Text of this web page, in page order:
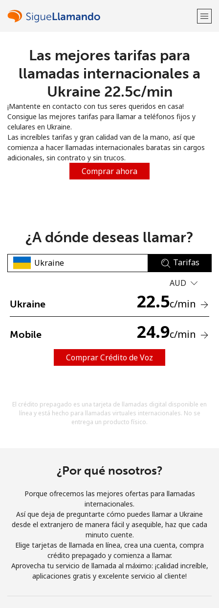
¡Bienvenido!
Regístrate con
o
No se ha creado una contraseña
Un número
Mantente en contacto para recibir nuestras mejores
¡Hola!
Inicia sesión oREGÍSTRATE →
Las mejores tarifas para
llamadas internacionales a
Ukraine ⁦22.5c⁩/min
¡Mantente en contacto con tus seres queridos en casa!
Consigue las mejores tarifas para llamar a teléfonos fijos y
celulares en Ukraine.
Las increíbles tarifas y gran calidad van de la mano, así que
comienza a hacer llamadas internacionales baratas sin cargos
adicionales, sin contrato y sin trucos.
Comprar ahora
¿A dónde deseas llamar?
Tarifas
AUD
Ukraine 22.5c/min
Mobile 24.9c/min
Comprar Crédito de Voz
El crédito prepagado es una tarjeta de llamadas digital disponible en
línea y está hecho para llamadas virtuales internacionales. No se
entrega un producto físico.
¿Por qué nosotros?
Porque ofrecemos las mejores ofertas para llamadas
internacionales.
Así que deja de preguntarte cómo puedes llamar a Ukraine
desde el extranjero de manera fácil y asequible, haz que cada
minuto cuente.
Elige tarjetas de llamada en línea, crea una cuenta, compra
crédito prepagado y comienza a llamar.
Aprovecha tu servicio de llamada al máximo: ¡calidad increíble,
aplicaciones gratis y excelente servicio al cliente!